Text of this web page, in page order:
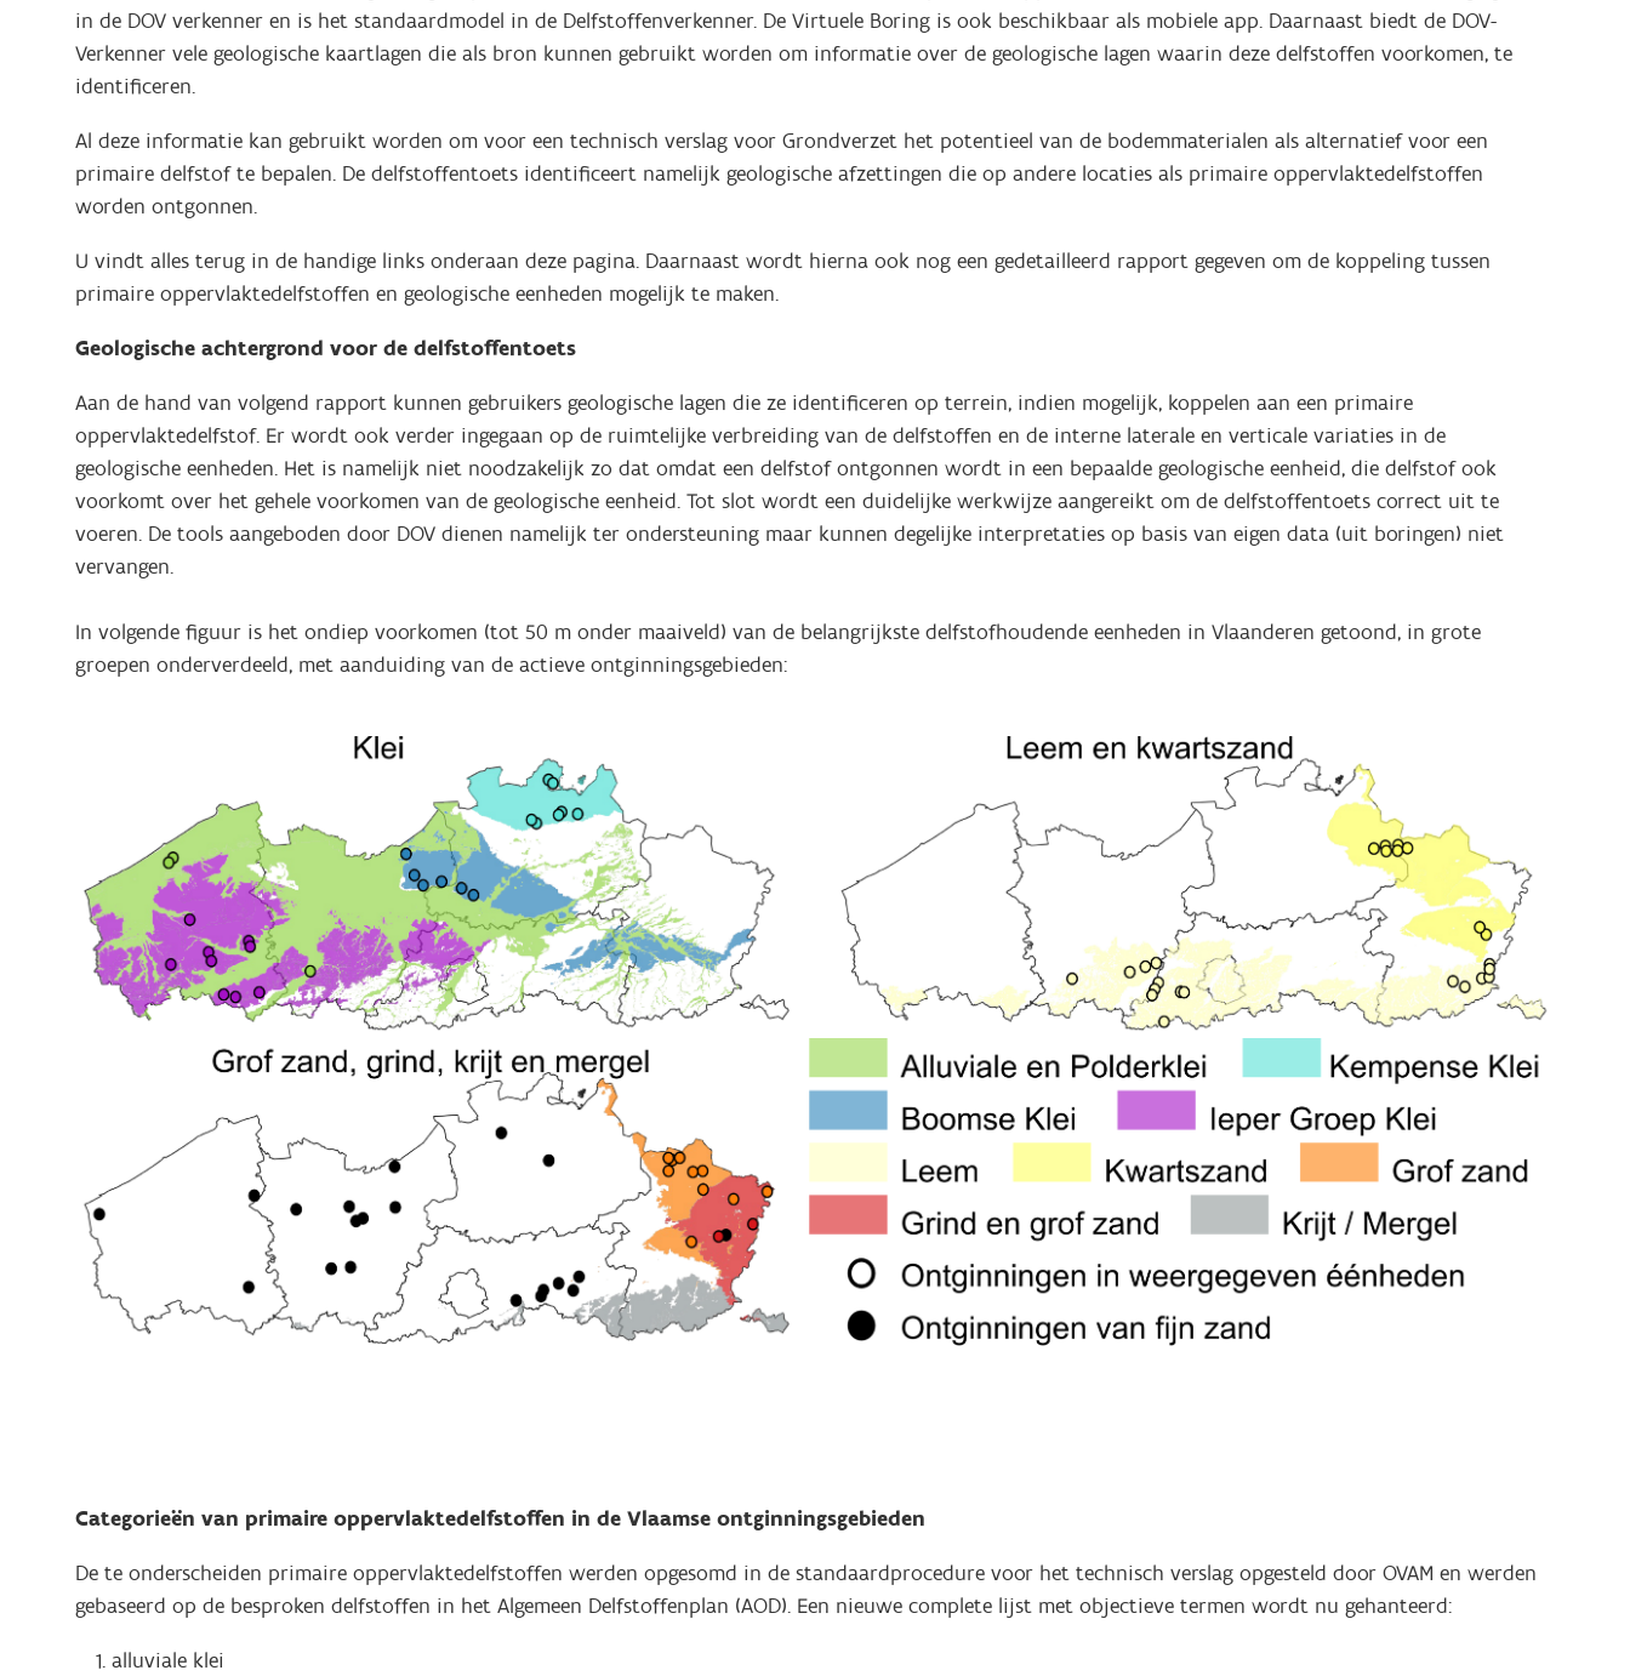
in de DOV verkenner en is het standaardmodel in de Delfstoffenverkenner. De Virtuele Boring is ook beschikbaar als mobiele app. Daarnaast biedt de DOV-
Verkenner vele geologische kaartlagen die als bron kunnen gebruikt worden om informatie over de geologische lagen waarin deze delfstoffen voorkomen, te
identificeren.
Al deze informatie kan gebruikt worden om voor een technisch verslag voor Grondverzet het potentieel van de bodemmaterialen als alternatief voor een
primaire delfstof te bepalen. De delfstoffentoets identificeert namelijk geologische afzettingen die op andere locaties als primaire oppervlaktedelfstoffen
worden ontgonnen.
U vindt alles terug in de handige links onderaan deze pagina. Daarnaast wordt hierna ook nog een gedetailleerd rapport gegeven om de koppeling tussen
primaire oppervlaktedelfstoffen en geologische eenheden mogelijk te maken.
Geologische achtergrond voor de delfstoffentoets
Aan de hand van volgend rapport kunnen gebruikers geologische lagen die ze identificeren op terrein, indien mogelijk, koppelen aan een primaire
oppervlaktedelfstof. Er wordt ook verder ingegaan op de ruimtelijke verbreiding van de delfstoffen en de interne laterale en verticale variaties in de
geologische eenheden. Het is namelijk niet noodzakelijk zo dat omdat een delfstof ontgonnen wordt in een bepaalde geologische eenheid, die delfstof ook
voorkomt over het gehele voorkomen van de geologische eenheid. Tot slot wordt een duidelijke werkwijze aangereikt om de delfstoffentoets correct uit te
voeren. De tools aangeboden door DOV dienen namelijk ter ondersteuning maar kunnen degelijke interpretaties op basis van eigen data (uit boringen) niet
vervangen.
In volgende figuur is het ondiep voorkomen (tot 50 m onder maaiveld) van de belangrijkste delfstofhoudende eenheden in Vlaanderen getoond, in grote
groepen onderverdeeld, met aanduiding van de actieve ontginningsgebieden:
Categorieën van primaire oppervlaktedelfstoffen in de Vlaamse ontginningsgebieden
De te onderscheiden primaire oppervlaktedelfstoffen werden opgesomd in de standaardprocedure voor het technisch verslag opgesteld door OVAM en werden
gebaseerd op de besproken delfstoffen in het Algemeen Delfstoffenplan (AOD). Een nieuwe complete lijst met objectieve termen wordt nu gehanteerd:
alluviale klei